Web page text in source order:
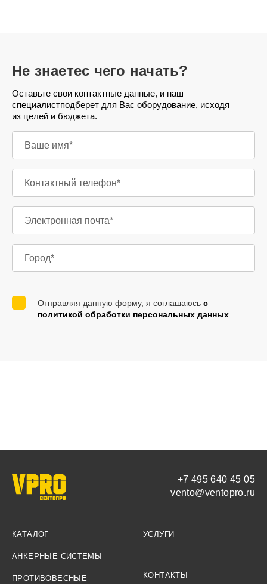
Не знаетес чего начать?
Оставьте свои контактные данные, и наш
специалистподберет для Вас оборудование, исходя
из целей и бюджета.
Отправляя данную форму, я соглашаюсь с
политикой обработки персональных данных
КАТАЛОГ
АНКЕРНЫЕ СИСТЕМЫ
ПРОТИВОВЕСНЫЕ
УСЛУГИ
КОНТАКТЫ
+7 495 640 45 05
vento@ventopro.ru